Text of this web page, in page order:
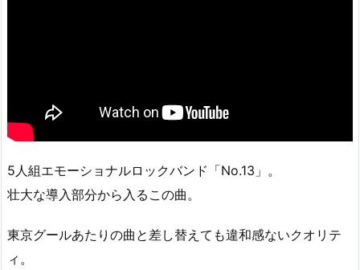
5人組エモーショナルロックバンド「No.13」。
壮大な導入部分から入るこの曲。
東京グールあたりの曲と差し替えても違和感ないクオリテ
ィ。